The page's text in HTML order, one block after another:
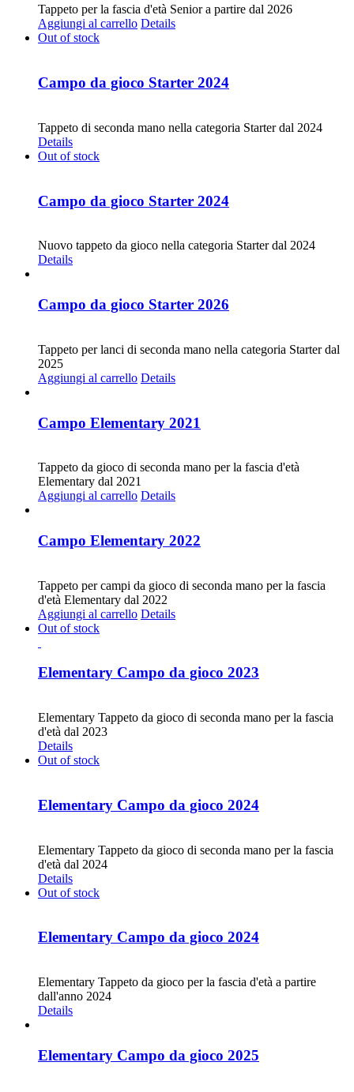
Tappeto per la fascia d'età Senior a partire dal 2026
Aggiungi al carrello Details
Out of stock
Campo da gioco Starter 2024
Tappeto di seconda mano nella categoria Starter dal 2024
Details
Out of stock
Campo da gioco Starter 2024
Nuovo tappeto da gioco nella categoria Starter dal 2024
Details
Campo da gioco Starter 2026
Tappeto per lanci di seconda mano nella categoria Starter dal
2025
Aggiungi al carrello Details
Campo Elementary 2021
Tappeto da gioco di seconda mano per la fascia d'età
Elementary dal 2021
Aggiungi al carrello Details
Campo Elementary 2022
Tappeto per campi da gioco di seconda mano per la fascia
d'età Elementary dal 2022
Aggiungi al carrello Details
Out of stock
Elementary Campo da gioco 2023
Elementary Tappeto da gioco di seconda mano per la fascia
d'età dal 2023
Details
Out of stock
Elementary Campo da gioco 2024
Elementary Tappeto da gioco di seconda mano per la fascia
d'età dal 2024
Details
Out of stock
Elementary Campo da gioco 2024
Elementary Tappeto da gioco per la fascia d'età a partire
dall'anno 2024
Details
Elementary Campo da gioco 2025